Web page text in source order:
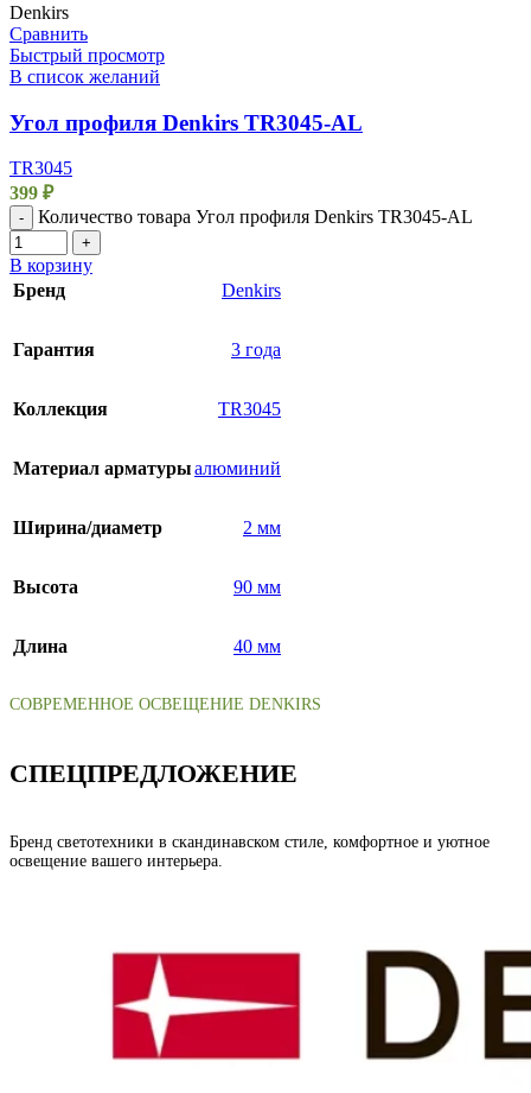
Denkirs
Сравнить
Быстрый просмотр
В список желаний
Угол профиля Denkirs TR3045-AL
TR3045
399 ₽
- Количество товара Угол профиля Denkirs TR3045-AL
+
В корзину
Бренд
Denkirs
Гарантия 3 года
Коллекция TR3045
Материал арматурыалюминий
Ширина/диаметр 2 мм
Высота 90 мм
Длина 40 мм
СОВРЕМЕННОЕ ОСВЕЩЕНИЕ DENKIRS
СПЕЦПРЕДЛОЖЕНИЕ
Бренд светотехники в скандинавском стиле, комфортное и уютное
освещение вашего интерьера.